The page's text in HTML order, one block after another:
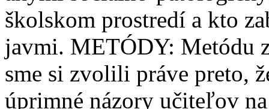
školskom prostredí a kto
javmi. METÓDY: Metódu
sme si zvolili práve preto,
úprimné názory učiteľov